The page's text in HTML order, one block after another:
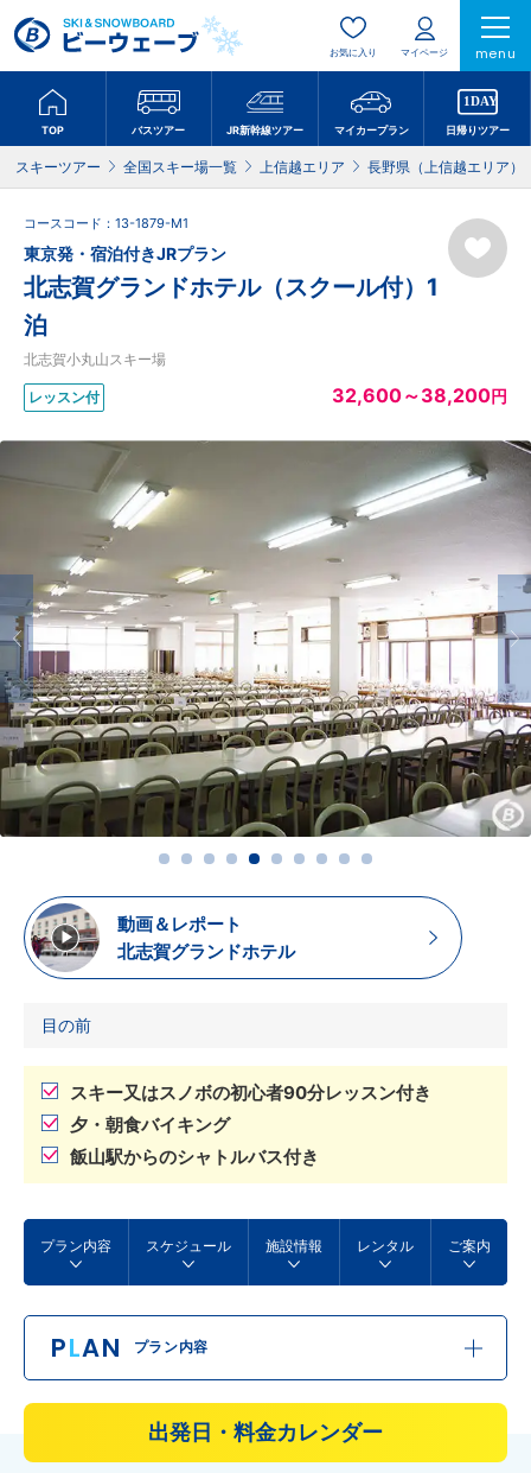
お気に入り マイページ menu
TOP バスツアー JR新幹線ツアー マイカープラン 日帰りツアー
スキーツアー 全国スキー場一覧 上信越エリア 長野県（上信越エリア）
コースコード：13-1879-M1
東京発・宿泊付きJRプラン
北志賀グランドホテル（スクール付）1
泊
北志賀小丸山スキー場
レッスン付 32,600～38,200円
動画＆レポート
北志賀グランドホテル
目の前
スキー又はスノボの初心者90分レッスン付き
夕・朝食バイキング
飯山駅からのシャトルバス付き
プラン内容 スケジュール 施設情報 レンタル ご案内
PLAN プラン内容
出発日・料金カレンダー